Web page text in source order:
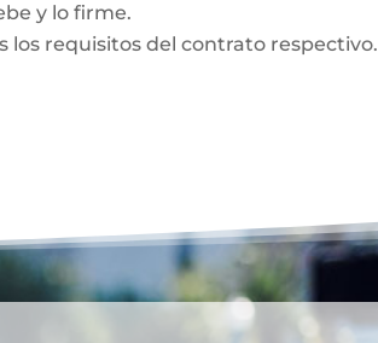
y lo firme.
los requisitos del contrato respectivo.